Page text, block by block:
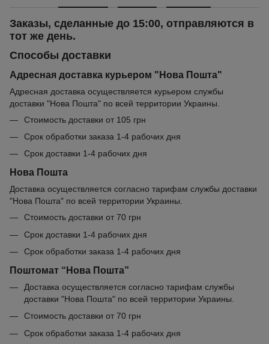
Заказы, сделанные до 15:00, отправляются в
тот же день.
Способы доставки
Адресная доставка курьером "Нова Пошта"
Адресная доставка осуществляется курьером службы
доставки "Нова Пошта" по всей территории Украины.
Стоимость доставки от 105 грн
Срок обработки заказа 1-4 рабочих дня
Срок доставки 1-4 рабочих дня
Нова Пошта
Доставка осуществляется согласно тарифам службы доставки
"Нова Пошта" по всей территории Украины.
Стоимость доставки от 70 грн
Срок доставки 1-4 рабочих дня
Срок обработки заказа 1-4 рабочих дня
Поштомат “Нова Пошта”
Доставка осуществляется согласно тарифам службы
доставки "Нова Пошта" по всей территории Украины.
Стоимость доставки от 70 грн
Срок обработки заказа 1-4 рабочих дня